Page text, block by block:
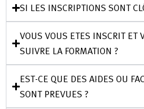
SI LES INSCRIPTIONS SONT
VOUS VOUS ETES INSCRIT ET
SUIVRE LA FORMATION ?
EST-CE QUE DES AIDES OU
SONT PREVUES ?